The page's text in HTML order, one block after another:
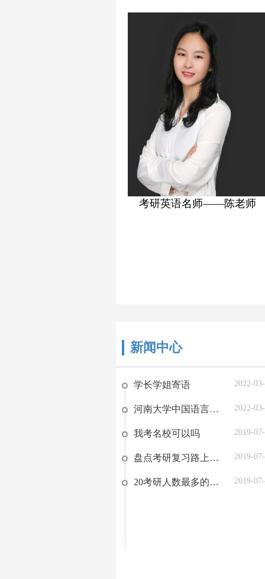
考研政治名师——高老师
新闻中心
2022-
学长学姐寄语
2022-
河南大学中国语言文学复习方略
2019-
我考名校可以吗
2019-
盘点考研复习路上的那些阻碍，你有吗？
2019-
20考研人数最多的省份TOP9